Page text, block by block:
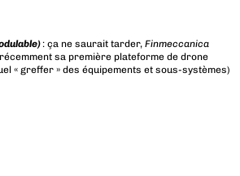
: ça ne saurait tarder,Finmeccanica
sa première plateforme de drone
« greffer » des équipements et sous-systèmes)